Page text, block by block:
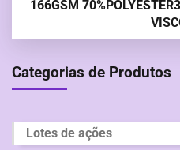
166GSM
Categorias de Produtos
Lotes de ações